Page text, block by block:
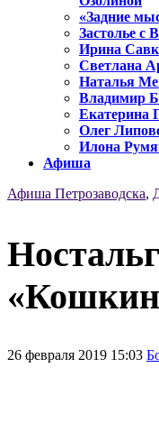
«Задние
Застолье с
Ирина
Светлана
Наталья
Владимир
Екатерина
Олег
Илона
Афиша
Афиша Петрозаводска,
26 февраля 2019 15:03